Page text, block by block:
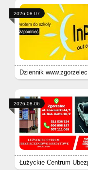
Dziennik
2026-08-07
Łużyckie Centrum
2026-08-06